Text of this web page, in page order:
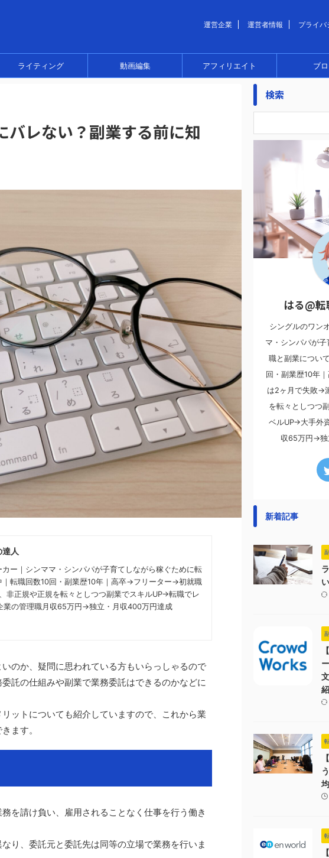
運営企業 運営者情報 プライバ
ライティング 動画編集 アフィリエイト ブ
バレない？副業する前に知
人
ー｜シンママ・シンパパが子育てしながら稼ぐために転
｜転職回数10回・副業歴10年｜高卒→フリーター→初就職
非正規や正規を転々としつつ副業でスキルUP→転職でレ
業の管理職月収65万円→独立・月収400万円達成
のか、疑問に思われている方もいらっしゃるので
託の仕組みや副業で業務委託はできるのかなどに
ットについても紹介していますので、これから業
ます。
を請け負い、雇用されることなく仕事を行う働き
り、委託元と委託先は同等の立場で業務を行いま
検索
はる@
シングルのワン
マ・シンパパが
職と副業につい
回・副業歴10年
は2ヶ月で失敗→
を転々としつつ
ベルUP→大手外
収65万円→独
新着記事